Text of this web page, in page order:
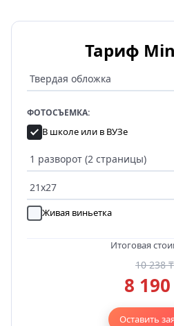
Тариф
ФОТОСЪЕМКА:
В школе или в ВУЗе
Живая виньетка
Итоговая
10 238 ₸
8
Оставить